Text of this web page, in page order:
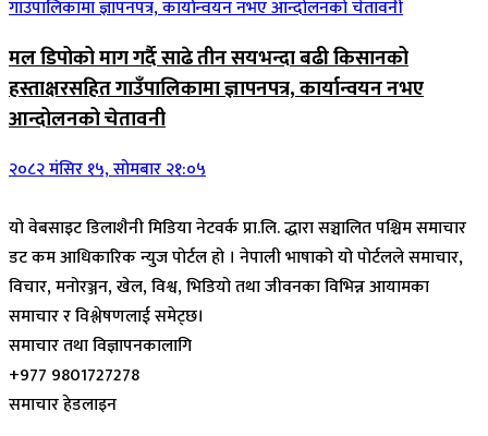
मल डिपोको माग गर्दै साढे तीन सयभन्दा बढी किसानको
हस्ताक्षरसहित गाउँपालिकामा ज्ञापनपत्र, कार्यान्वयन नभए
आन्दोलनको चेतावनी
२०८२ मंसिर १५, सोमबार २१:०५
यो वेबसाइट डिलाशैनी मिडिया नेटवर्क प्रा.लि. द्धारा सञ्चालित पश्चिम समाचार
डट कम आधिकारिक न्युज पोर्टल हो । नेपाली भाषाको यो पोर्टलले समाचार,
विचार, मनोरञ्जन, खेल, विश्व, भिडियो तथा जीवनका विभिन्न आयामका
समाचार र विश्लेषणलाई समेट्छ।
समाचार तथा विज्ञापनकालागि
+977 9801727278
समाचार हेडलाइन